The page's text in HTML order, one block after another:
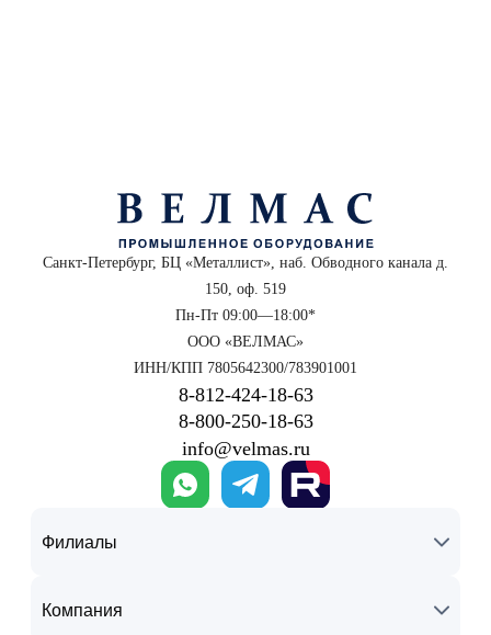
Санкт-Петербург, БЦ «Металлист», наб. Обводного канала д.
150, оф. 519
Пн-Пт 09:00—18:00*
ООО «ВЕЛМАС»
ИНН/КПП 7805642300/783901001
8‑812‑424‑18‑63
8‑800‑250‑18‑63
info@velmas.ru
Филиалы
Компания